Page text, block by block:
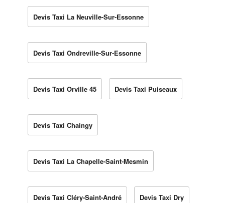
Devis Taxi La Neuville-Sur-Essonne
Devis Taxi Ondreville-Sur-Essonne
Devis Taxi Orville 45 Devis Taxi Puiseaux
Devis Taxi Chaingy
Devis Taxi La Chapelle-Saint-Mesmin
Devis Taxi Cléry-Saint-André Devis Taxi Dry